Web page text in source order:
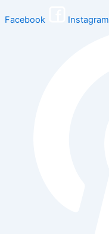
Facebook Instagram